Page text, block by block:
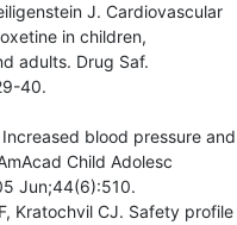
J. Cardiovascular
in children,
adults. Drug Saf.
40.
blood pressure and
Child Adolesc
Jun;44(6):510.
Kratochvil CJ. Safety profile